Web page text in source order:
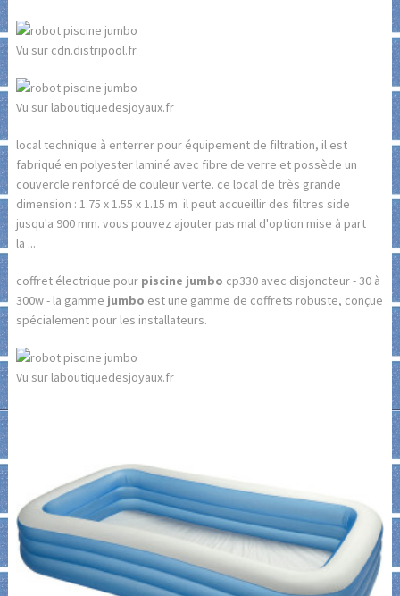
Vu sur cdn.distripool.fr
Vu sur laboutiquedesjoyaux.fr
local technique à enterrer pour équipement de filtration, il est
fabriqué en polyester laminé avec fibre de verre et possède un
couvercle renforcé de couleur verte. ce local de très grande
dimension : 1.75 x 1.55 x 1.15 m. il peut accueillir des filtres side
jusqu'a 900 mm. vous pouvez ajouter pas mal d'option mise à part
la ...
coffret électrique pour piscine jumbo cp330 avec disjoncteur - 30 à
300w - la gamme jumbo est une gamme de coffrets robuste, conçue
spécialement pour les installateurs.
Vu sur laboutiquedesjoyaux.fr